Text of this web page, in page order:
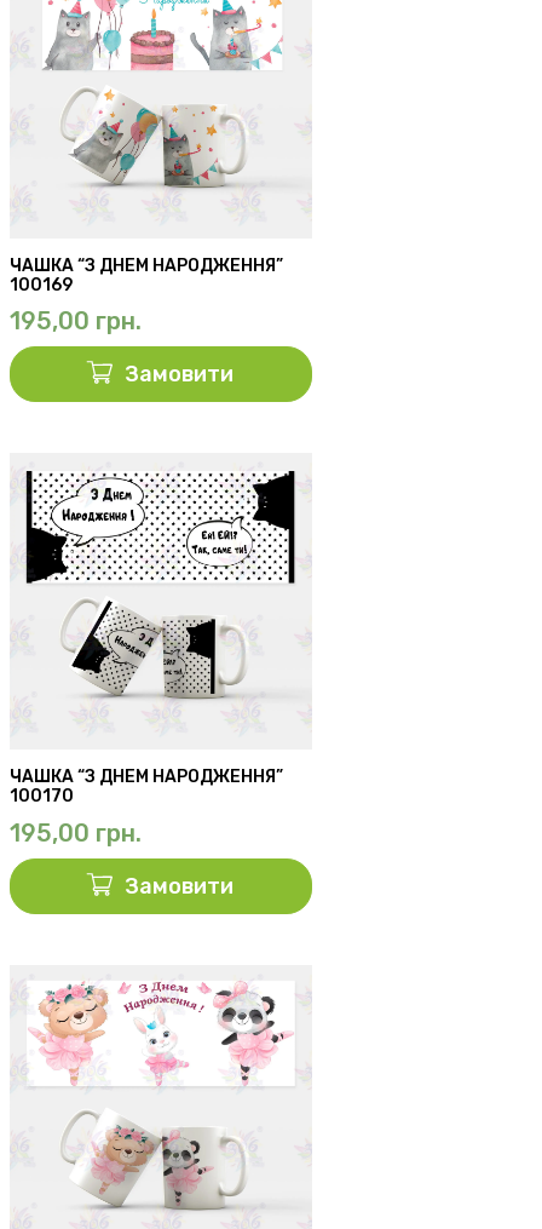
ЧАШКА “З ДНЕМ НАРОДЖЕННЯ”
100169
195,00 грн.
Замовити
ЧАШКА “З ДНЕМ НАРОДЖЕННЯ”
100170
195,00 грн.
Замовити